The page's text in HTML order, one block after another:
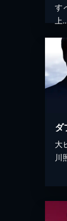
す
上
ダ
大
川